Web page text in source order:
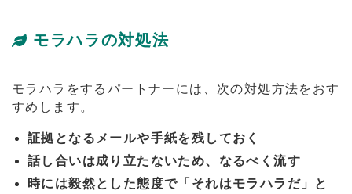
モラハラの対処法
モラハラをするパートナーには、次の対処方法をおす
すめします。
証拠となるメールや手紙を残しておく
話し合いは成り立たないため、なるべく流す
時には毅然とした態度で「それはモラハラだ」と